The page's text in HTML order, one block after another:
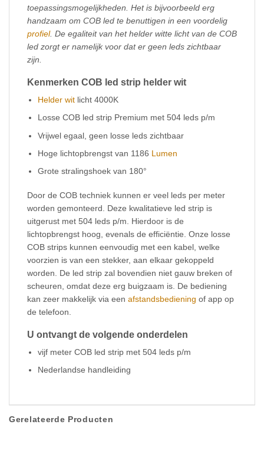
toepassingsmogelijkheden. Het is bijvoorbeeld erg
handzaam om COB led te benuttigen in een voordelig
profiel. De egaliteit van het helder witte licht van de COB
led zorgt er namelijk voor dat er geen leds zichtbaar
zijn.
Kenmerken COB led strip helder wit
Helder wit licht 4000K
Losse COB led strip Premium met 504 leds p/m
Vrijwel egaal, geen losse leds zichtbaar
Hoge lichtopbrengst van 1186 Lumen
Grote stralingshoek van 180°
Door de COB techniek kunnen er veel leds per meter
worden gemonteerd. Deze kwalitatieve led strip is
uitgerust met 504 leds p/m. Hierdoor is de
lichtopbrengst hoog, evenals de efficiëntie. Onze losse
COB strips kunnen eenvoudig met een kabel, welke
voorzien is van een stekker, aan elkaar gekoppeld
worden. De led strip zal bovendien niet gauw breken of
scheuren, omdat deze erg buigzaam is. De bediening
kan zeer makkelijk via een afstandsbediening of app op
de telefoon.
U ontvangt de volgende onderdelen
vijf meter COB led strip met 504 leds p/m
Nederlandse handleiding
Gerelateerde Producten